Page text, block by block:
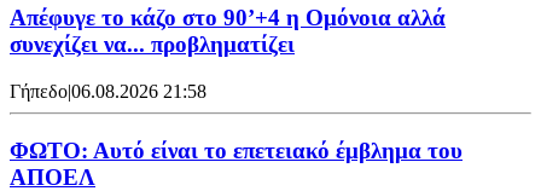
Απέφυγε το κάζο στο 90’+4 η Ομόνοια αλλά
συνεχίζει να... προβληματίζει
Γήπεδο|06.08.2026 21:58
ΦΩΤΟ: Αυτό είναι το επετειακό έμβλημα του
ΑΠΟΕΛ